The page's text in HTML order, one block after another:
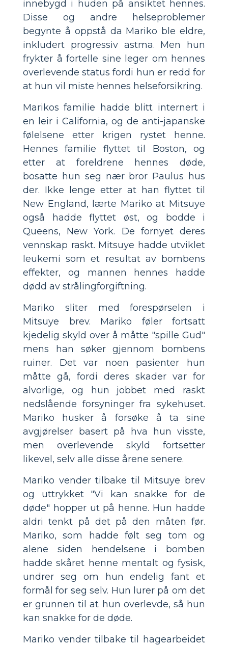
innebygd i huden på ansiktet hennes.
Disse og andre helseproblemer
begynte å oppstå da Mariko ble eldre,
inkludert progressiv astma. Men hun
frykter å fortelle sine leger om hennes
overlevende status fordi hun er redd for
at hun vil miste hennes helseforsikring.
Marikos familie hadde blitt internert i
en leir i California, og de anti-japanske
følelsene etter krigen rystet henne.
Hennes familie flyttet til Boston, og
etter at foreldrene hennes døde,
bosatte hun seg nær bror Paulus hus
der. Ikke lenge etter at han flyttet til
New England, lærte Mariko at Mitsuye
også hadde flyttet øst, og bodde i
Queens, New York. De fornyet deres
vennskap raskt. Mitsuye hadde utviklet
leukemi som et resultat av bombens
effekter, og mannen hennes hadde
dødd av strålingforgiftning.
Mariko sliter med forespørselen i
Mitsuye brev. Mariko føler fortsatt
kjedelig skyld over å måtte "spille Gud"
mens han søker gjennom bombens
ruiner. Det var noen pasienter hun
måtte gå, fordi deres skader var for
alvorlige, og hun jobbet med raskt
nedslående forsyninger fra sykehuset.
Mariko husker å forsøke å ta sine
avgjørelser basert på hva hun visste,
men overlevende skyld fortsetter
likevel, selv alle disse årene senere.
Mariko vender tilbake til Mitsuye brev
og uttrykket "Vi kan snakke for de
døde" hopper ut på henne. Hun hadde
aldri tenkt på det på den måten før.
Mariko, som hadde følt seg tom og
alene siden hendelsene i bomben
hadde skåret henne mentalt og fysisk,
undrer seg om hun endelig fant et
formål for seg selv. Hun lurer på om det
er grunnen til at hun overlevde, så hun
kan snakke for de døde.
Mariko vender tilbake til hagearbeidet